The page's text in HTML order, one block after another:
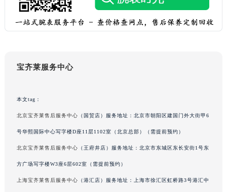
辽宁省本溪市平山区胜利路宝齐莱售后服务中心（需提前预约）
辽宁省朝阳市双塔区新华路宝齐莱售后服务中心（需提前预约）
辽宁省丹东市振兴区七经街宝齐莱售后服务中心（需提前预约）
辽宁省盘锦市兴隆台区石油大街宝齐莱售后服务中心（需提前预约）
辽宁省铁岭市银州区南马路宝齐莱售后服务中心（需提前预约）
辽宁省营口市站前区市府路与渤海大街交叉口宝齐莱售后服务中心（需提前预约）
宝齐莱服务中心
本文tag：
北京宝齐莱售后服务中心 （国贸店）服务地址：北京市朝阳区建国门外大街甲6
号华熙国际中心写字楼D座11层1102室（北京总部）（需提前预约）
北京宝齐莱售后服务中心 （王府井店）服务地址：北京市东城区东长安街1号东
方广场写字楼W3座6层602室（需提前预约）
上海宝齐莱售后服务中心 （港汇店）服务地址：上海市徐汇区虹桥路3号港汇中